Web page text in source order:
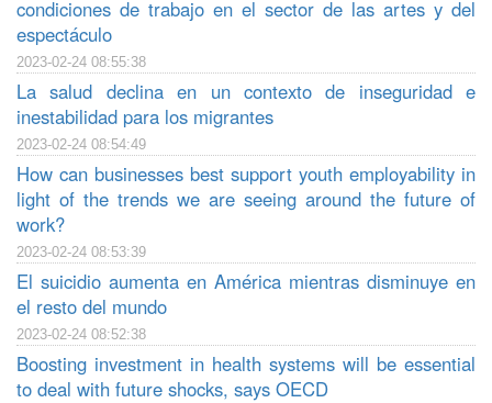
condiciones de trabajo en el sector de las artes y del
espectáculo
2023-02-24 08:55:38
La salud declina en un contexto de inseguridad e
inestabilidad para los migrantes
2023-02-24 08:54:49
How can businesses best support youth employability in
light of the trends we are seeing around the future of
work?
2023-02-24 08:53:39
El suicidio aumenta en América mientras disminuye en
el resto del mundo
2023-02-24 08:52:38
Boosting investment in health systems will be essential
to deal with future shocks, says OECD